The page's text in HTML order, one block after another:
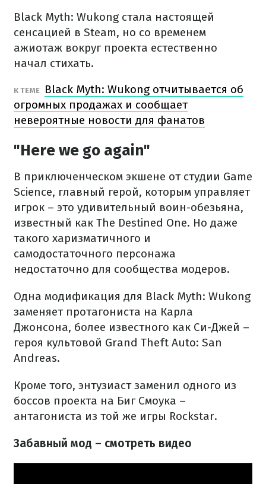
Black Myth: Wukong стала настоящей
сенсацией в Steam, но со временем
ажиотаж вокруг проекта естественно
начал стихать.
К ТЕМЕ
Black Myth: Wukong отчитывается об
огромных продажах и сообщает
невероятные новости для фанатов
"Here we go again"
В приключенческом экшене от студии Game
Science, главный герой, которым управляет
игрок – это удивительный воин-обезьяна,
известный как The Destined One. Но даже
такого харизматичного и
самодостаточного персонажа
недостаточно для сообщества модеров.
Одна модификация для Black Myth: Wukong
заменяет протагониста на Карла
Джонсона, более известного как Си-Джей –
героя культовой Grand Theft Auto: San
Andreas.
Кроме того, энтузиаст заменил одного из
боссов проекта на Биг Смоука –
антагониста из той же игры Rockstar.
Забавный мод – смотреть видео